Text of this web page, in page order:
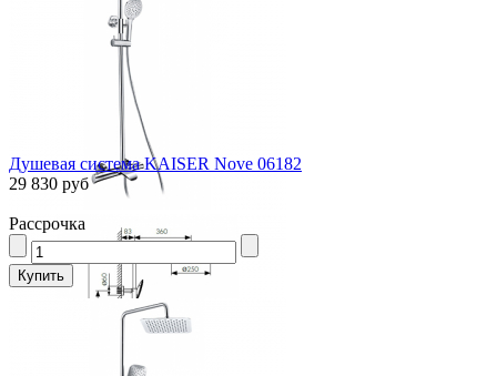
Душевая система KAISER Nove 06182
29 830 руб
Рассрочка